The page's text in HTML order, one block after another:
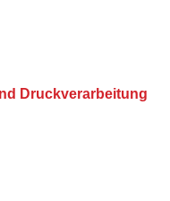
Druckverarbeitung